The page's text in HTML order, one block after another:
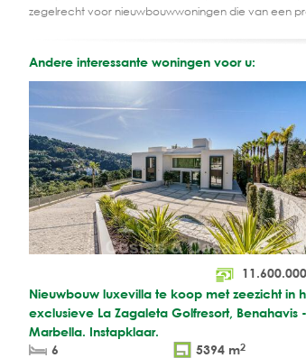
zegelrecht voor nieuwbouwwoningen die van een
Andere interessante woningen voor u:
11.600.000
Nieuwbouw luxevilla te koop met zeezicht in
exclusieve La Zagaleta Golfresort, Benahavis -
Marbella. Instapklaar.
6
5394 m2